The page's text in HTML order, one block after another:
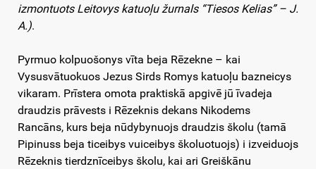
izmontuots Leitovys katuoļu žurnals “Tiesos Kelias” – J.
A.).
Pyrmuo kolpuošonys vīta beja Rēzekne – kai
Vysusvātuokuos Jezus Sirds Romys katuoļu bazneicys
vikaram. Prīstera omota praktiskā apgivē jū īvadeja
draudzis prāvests i Rēzeknis dekans Nikodems
Rancāns, kurs beja nūdybynuojs draudzis školu (tamā
Pipinuss beja ticeibys vuiceibys školuotuojs) i izveiduojs
Rēzeknis tierdznīceibys školu, kai ari Greiškānu